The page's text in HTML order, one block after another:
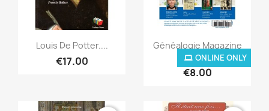
Quick view
Louis De Potter....
€17.00
Quick view
Généalogie Magazine
N°...
€8.00
ONLINE ONLY